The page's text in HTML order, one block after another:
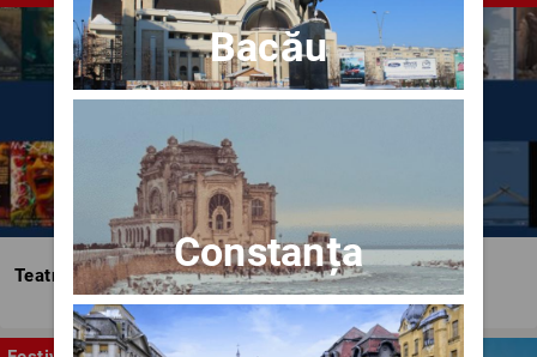
Teatrul Bulandra
Bacău
Constanța